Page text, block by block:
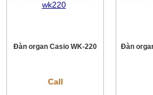
Đàn organ Casio WK-220
Call
Đàn